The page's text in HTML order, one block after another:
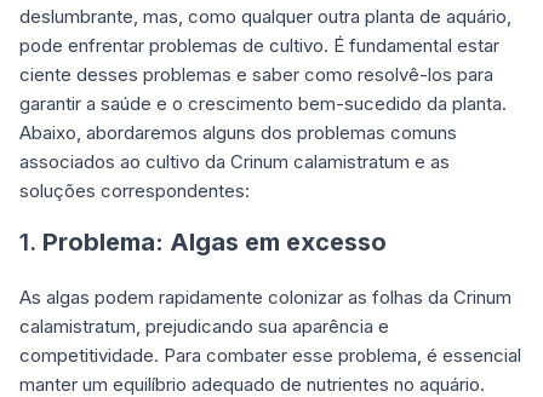
deslumbrante, mas, como qualquer outra planta de aquário,
pode enfrentar problemas de cultivo. É fundamental estar
ciente desses problemas e saber como resolvê-los para
garantir a saúde e o crescimento bem-sucedido da planta.
Abaixo, abordaremos alguns dos problemas comuns
associados ao cultivo da Crinum calamistratum e as
soluções correspondentes:
1. Problema: Algas em excesso
As algas podem rapidamente colonizar as folhas da Crinum
calamistratum, prejudicando sua aparência e
competitividade. Para combater esse problema, é essencial
manter um equilíbrio adequado de nutrientes no aquário.